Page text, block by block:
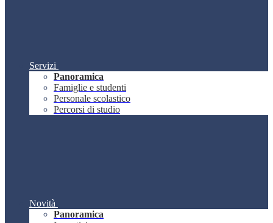
Servizi
Panoramica
Famiglie e studenti
Personale scolastico
Percorsi di studio
Novità
Panoramica